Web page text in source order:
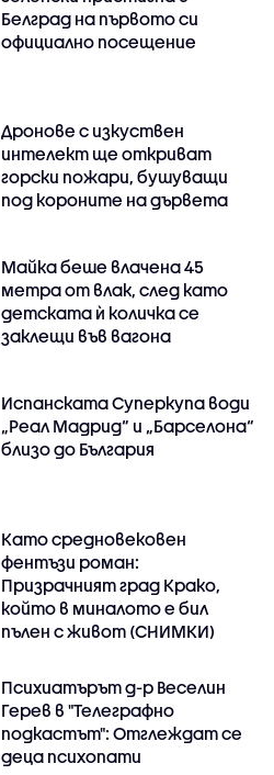
Белград на първото си
официално посещение
Дронове с изкуствен
интелект ще откриват
горски пожари, бушуващи
под короните на дървета
Майка беше влачена 45
метра от влак, след като
детската ѝ количка се
заклещи във вагона
Испанската Суперкупа води
„Реал Мадрид“ и „Барселона“
близо до България
Като средновековен
фентъзи роман:
Призрачният град Крако,
който в миналото е бил
пълен с живот (СНИМКИ)
Психиатърът д-р Веселин
Герев в "Телеграфно
подкастът": Отглеждат се
деца психопати